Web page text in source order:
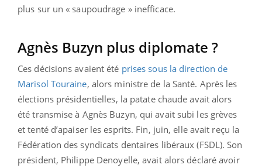
plus sur un « saupoudrage » inefficace.
Agnès Buzyn plus diplomate ?
Ces décisions avaient été prises sous la direction de
Marisol Touraine, alors ministre de la Santé. Après les
élections présidentielles, la patate chaude avait alors
été transmise à Agnès Buzyn, qui avait subi les grèves
et tenté d’apaiser les esprits. Fin, juin, elle avait reçu la
Fédération des syndicats dentaires libéraux (FSDL). Son
président, Philippe Denoyelle, avait alors déclaré avoir